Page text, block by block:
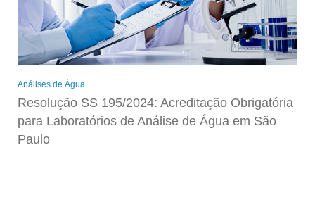
Análises de Água
Resolução SS 195/2024: Acreditação Obrigatória
para Laboratórios de Análise de Água em São
Paulo